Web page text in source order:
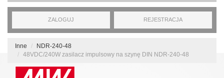
ZALOGUJ REJESTRACJA
Inne
NDR-240-48
48VDC/240W zasilacz impulsowy na szynę DIN NDR-240-48